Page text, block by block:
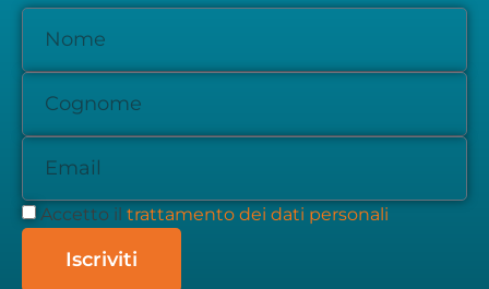
Accetto il trattamento dei dati personali
Iscriviti